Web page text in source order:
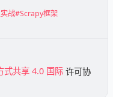
战#Scrapy框架
式共享 4.0 国际 许可协